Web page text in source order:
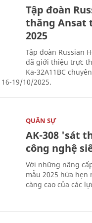
Tập đoàn
thăng Ansat
2025
Tập đoàn Russian
đã giới thiệu trực
Ka-32A11BC
19/10/2025.
QUÂN SỰ
AK-308 'sát
công nghệ
Với những nâng
mẫu 2025 hứa
càng cao của các